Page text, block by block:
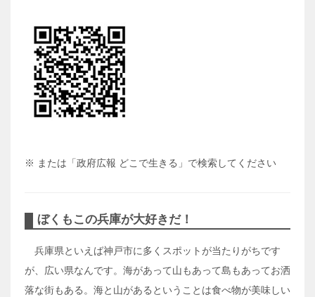
※ または「政府広報 どこで生きる」で検索してください
ぼくもこの兵庫が大好きだ！
兵庫県といえば神戸市に多くスポットが当たりがちです
が、広い県なんです。海があって山もあって島もあってお洒
落な街もある。海と山があるということは食べ物が美味しい